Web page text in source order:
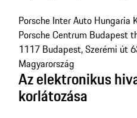
Porsche Inter Auto Hungaria
Porsche Centrum Budapest
1117 Budapest, Szerémi út
Magyarország
Az elektronikus
korlátozása